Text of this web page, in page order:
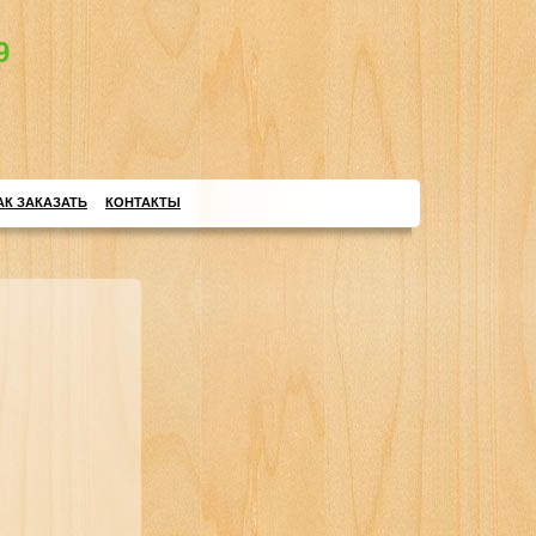
ЗАКАЗАТЬ КОНТАКТЫ